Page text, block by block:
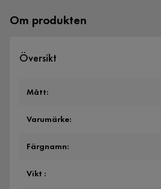
Om produkten
Översikt
Mått:
Varumärke:
Färgnamn:
Vikt :